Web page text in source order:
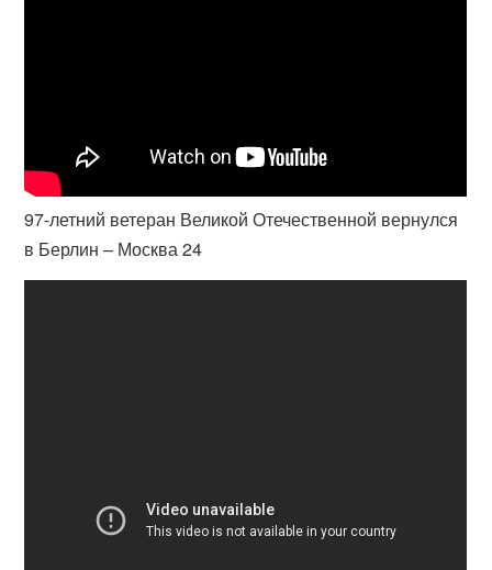
97-летний ветеран Великой Отечественной вернулся
в Берлин – Москва 24